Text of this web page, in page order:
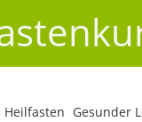
Heilfasten Gesunder